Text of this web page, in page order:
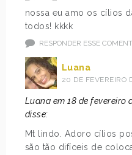
nossa eu amo os cílios
todos! kkkk
RESPONDER ESSE
Luana
20 DE FEVEREIRO
Luana em 18 de fevereiro
disse:
Mt lindo. Adoro cílios
são tão difíceis de